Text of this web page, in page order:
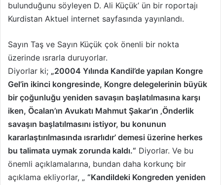
d
e
bulunduğunu söyleyen D. Ali Küçük’ ün bir roportajı
Kurdistan Aktuel internet sayfasında yayınlandı.
Sayın Taş ve Sayın Küçük çok önenli bir nokta
üzerinde ısrarla duruyorlar.
Diyorlar ki; „20004 Yılında Kandil’de yapılan Kongre
Gel’in ikinci kongresinde, Kongre delegelerinin büyük
bir çoğunluğu yeniden savaşın başlatılmasına karşı
iken, Öcalan’ın Avukatı Mahmut Şakar’ın ‚Önderlik
savaşın başlatılmasını istiyor, bu konunun
kararlaştırılmasında ısrarlıdır’ demesi üzerine herkes
bu talimata uymak zorunda kaldı.“ Diyorlar. Ve bu
önemli açıklamalarına, bundan daha korkunç bir
açıklama ekliyorlar, „ “Kandildeki Kongreden yeniden